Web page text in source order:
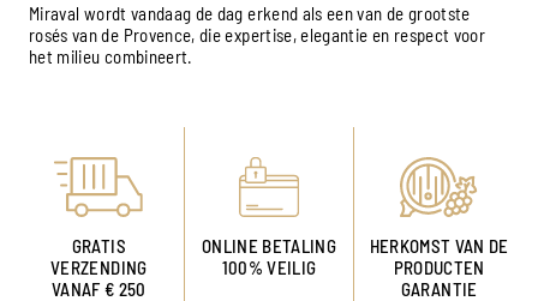
Miraval wordt vandaag de dag erkend als een van de grootste
rosés van de Provence, die expertise, elegantie en respect voor
het milieu combineert.
GRATIS
VERZENDING
VANAF € 250
ONLINE BETALING
100% VEILIG
HERKOMST VAN DE
PRODUCTEN
GARANTIE